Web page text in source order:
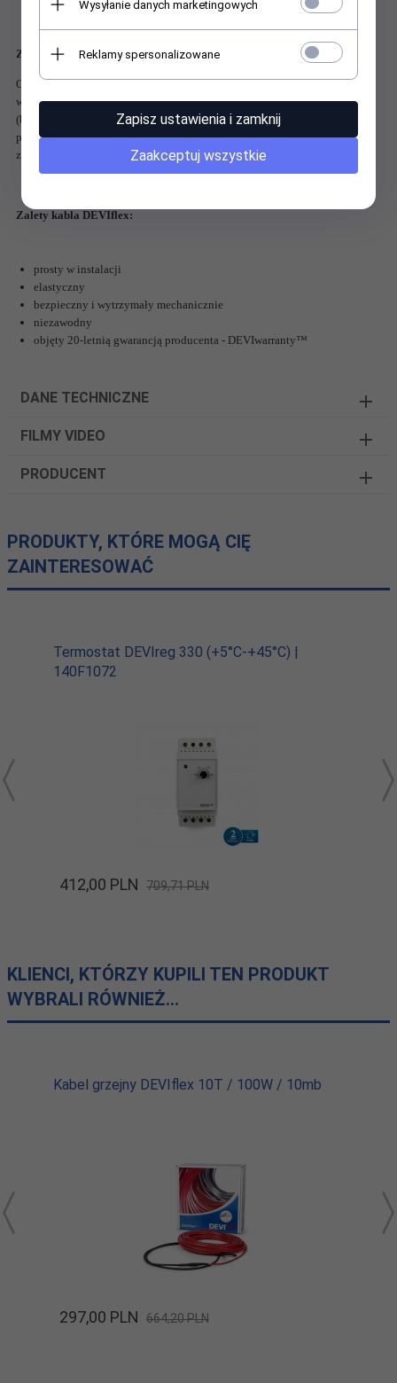
Zastosowanie:
Okrągły przewód kabla ułatwia jego instalację w zastosowaniach
wewnętrznych, jako wyłączne ogrzewanie podłogowe pomieszczeń
(bezpośrednie, akumulacyjne) lub dodatkowe podgrzewanie
podłogi.Wykorzystywany również do zabezpieczania rurociągów i
zbiorników przed przemarzaniem.
Zalety kabla DEVIflex:
prosty w instalacji
elastyczny
bezpieczny i wytrzymały mechanicznie
niezawodny
objęty 20-letnią gwarancją producenta - DEVIwarranty™
DANE TECHNICZNE
FILMY VIDEO
PRODUCENT
PRODUKTY, KTÓRE MOGĄ CIĘ
ZAINTERESOWAĆ
Termostat DEVIreg 330 (+5°C-+45°C) |
140F1072
412,00 PLN 709,71 PLN
KLIENCI, KTÓRZY KUPILI TEN PRODUKT
WYBRALI RÓWNIEŻ...
Kabel grzejny DEVIflex 10T / 100W / 10mb
297,00 PLN 664,20 PLN
Wysyłanie danych marketingowych
Reklamy spersonalizowane
Zapisz ustawienia i zamknij
Zaakceptuj wszystkie